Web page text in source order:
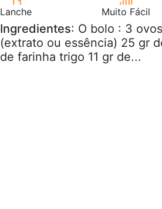
Lanche Muito Fácil
Ingredientes: O bolo : 3
(extrato ou essência) 25 gr
de farinha trigo 11 gr de...